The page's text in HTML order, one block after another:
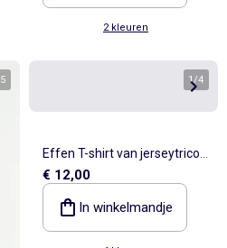
2 kleuren
5 1/4
Effen T-shirt van jerseytricot
met lange mouwen
€ 12,00
In winkelmandje